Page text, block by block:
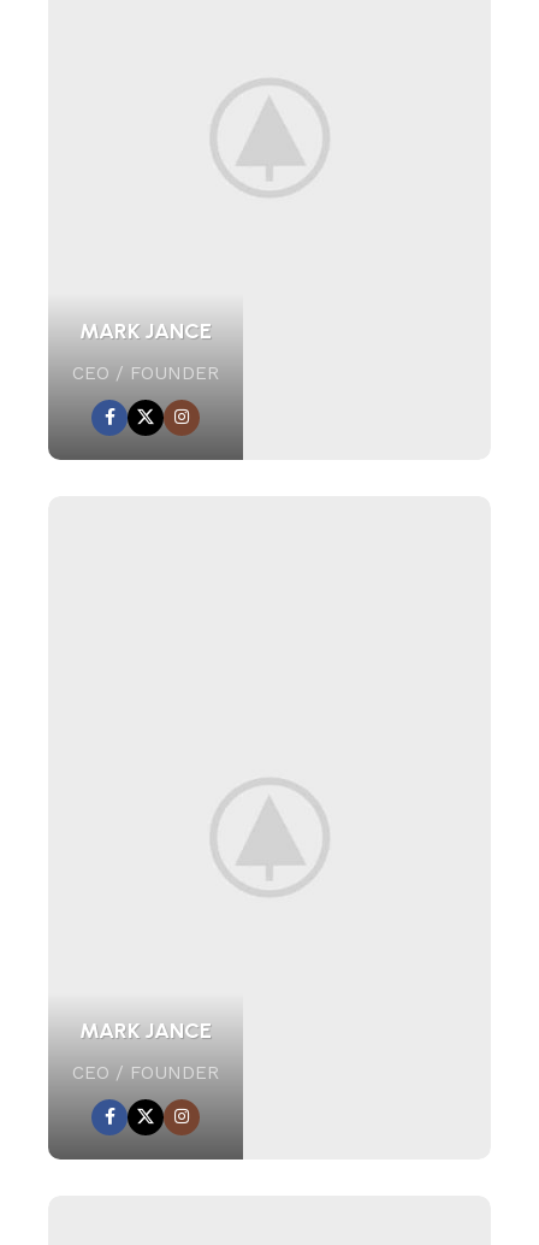
MARK JANCE
CEO / FOUNDER
MARK JANCE
CEO / FOUNDER